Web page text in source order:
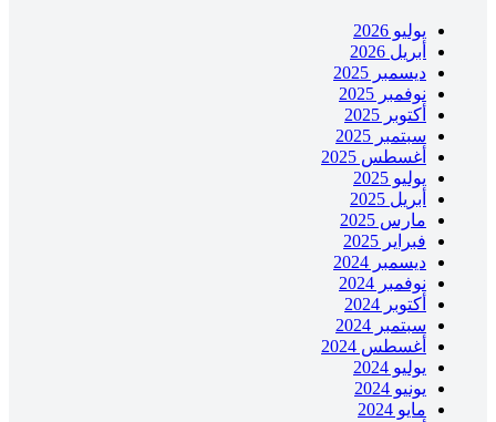
يوليو 2026
أبريل 2026
ديسمبر 2025
نوفمبر 2025
أكتوبر 2025
سبتمبر 2025
أغسطس 2025
يوليو 2025
أبريل 2025
مارس 2025
فبراير 2025
ديسمبر 2024
نوفمبر 2024
أكتوبر 2024
سبتمبر 2024
أغسطس 2024
يوليو 2024
يونيو 2024
مايو 2024